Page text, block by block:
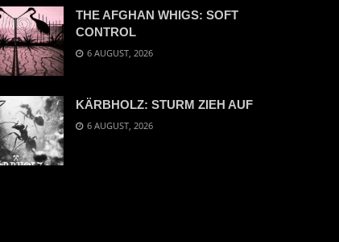
THE AFGHAN WHIGS: SOFT
CONTROL
6 AUGUST, 2026
KÄRBHOLZ: STURM ZIEH AUF
6 AUGUST, 2026